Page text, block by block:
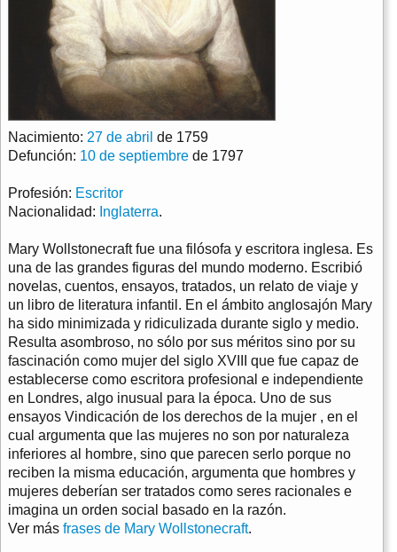
Nacimiento: 27 de abril de 1759
Defunción: 10 de septiembre de 1797
Profesión: Escritor
Nacionalidad: Inglaterra.
Mary Wollstonecraft fue una filósofa y escritora inglesa. Es
una de las grandes figuras del mundo moderno. Escribió
novelas, cuentos, ensayos, tratados, un relato de viaje y
un libro de literatura infantil. En el ámbito anglosajón Mary
ha sido minimizada y ridiculizada durante siglo y medio.
Resulta asombroso, no sólo por sus méritos sino por su
fascinación como mujer del siglo XVIII que fue capaz de
establecerse como escritora profesional e independiente
en Londres, algo inusual para la época. Uno de sus
ensayos Vindicación de los derechos de la mujer , en el
cual argumenta que las mujeres no son por naturaleza
inferiores al hombre, sino que parecen serlo porque no
reciben la misma educación, argumenta que hombres y
mujeres deberían ser tratados como seres racionales e
imagina un orden social basado en la razón.
Ver más frases de Mary Wollstonecraft.